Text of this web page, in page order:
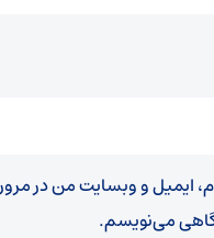
ایمیل و وبسایت من در
می‌نویسم.